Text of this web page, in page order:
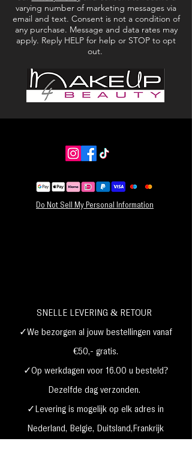
Ftalaatvrij
Glutenvrij
Alcoholvrij
1. Gebruik het als eerste stap in je make-up
routine.
2. Breng een dunne laag aan over het hele
gezicht.
varying number of marketing messages via
email and text. Consent is not a condition of
any purchase. Message and data rates may
apply. Reply HELP for help or STOP to opt
out.
Do Not Sell My Personal Information
SNELLE LEVERING & RETOUR
✓We bezorgen al jouw bestellingen vanaf
€50,- gratis.
✓Op werkdagen voor 16.00 u besteld?
Dezelfde dag verzonden.
✓Levering is mogelijk op elk adres in
Nederland, België, Duitsland,Frankrijk